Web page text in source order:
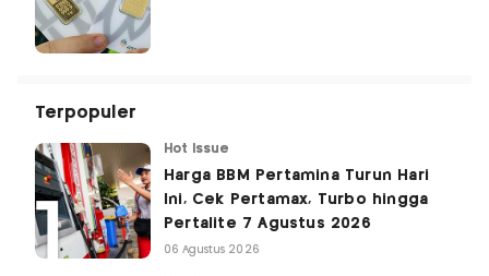
Terpopuler
Hot Issue
Harga BBM Pertamina Turun Hari
Ini, Cek Pertamax, Turbo hingga
Pertalite 7 Agustus 2026
06 Agustus 2026